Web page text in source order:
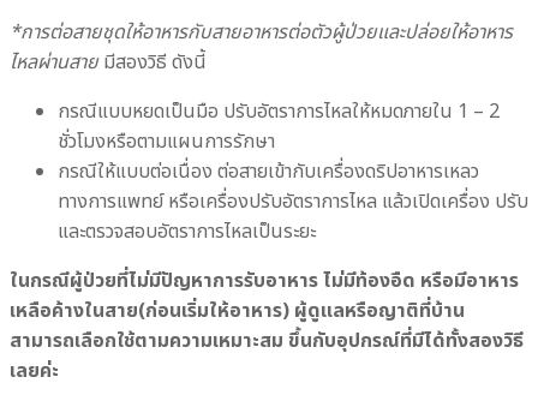
*การต่อสายชุดให้อาหารกับสายอาหารต่อตัวผู้ป่วยและปล่อยให้อาหาร
ไหลผ่านสายมีสองวิธี ดังนี้
กรณีแบบหยดเป็นมือ ปรับอัตราการไหลให้หมดภายใน 1 – 2
ชั่วโมงหรือตามแผนการรักษา
กรณีให้แบบต่อเนื่อง ต่อสายเข้ากับเครื่องดริปอาหารเหลว
ทางการแพทย์ หรือเครื่องปรับอัตราการไหล แล้วเปิดเครื่อง ปรับ
และตรวจสอบอัตราการไหลเป็นระยะ
ในกรณีผู้ป่วยที่ไม่มีปัญหาการรับอาหาร ไม่มีท้องอืด หรือมีอาหาร
เหลือค้างในสาย(ก่อนเริ่มให้อาหาร) ผู้ดูแลหรือญาติที่บ้าน
สามารถเลือกใช้ตามความเหมาะสม ขึ้นกับอุปกรณ์ที่มีได้ทั้งสองวิธี
เลยค่ะ